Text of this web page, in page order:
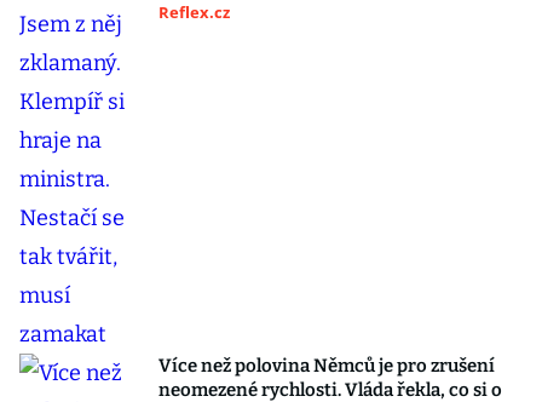
Reflex.cz
Více než polovina Němců je pro zrušení
neomezené rychlosti. Vláda řekla, co si o